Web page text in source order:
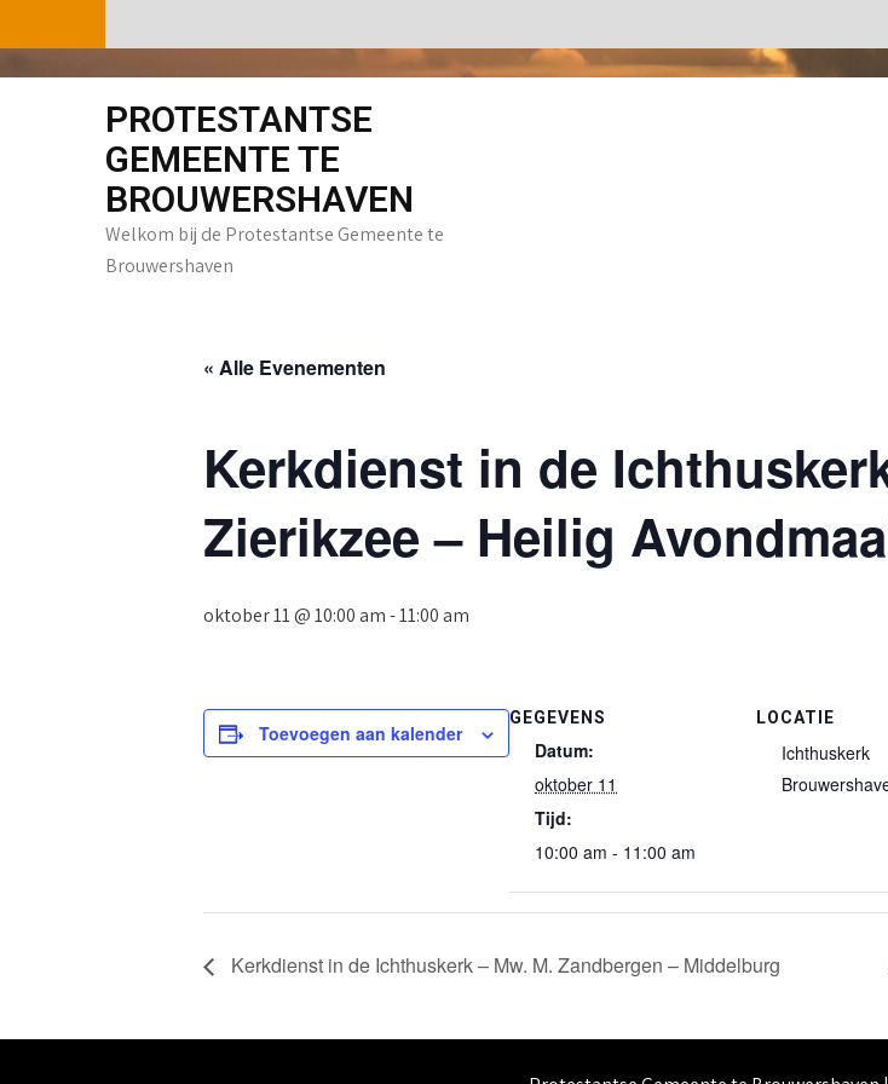
to
content
PROTESTANTSE
GEMEENTE TE
BROUWERSHAVEN
Welkom bij de Protestantse Gemeente te
Brouwershaven
« Alle Evenementen
Kerkdienst in de
Zierikzee – Heilig
oktober 11 @ 10:00 am-11:00 am
Toevoegen aan kalender
GEGEVENS
Datum:
oktober 11
Tijd:
10:00 am - 11:00 am
LOCATIE
Ichthuskerk
Kerkdienst in de Ichthuskerk – Mw. M. Zandbergen – Middelburg